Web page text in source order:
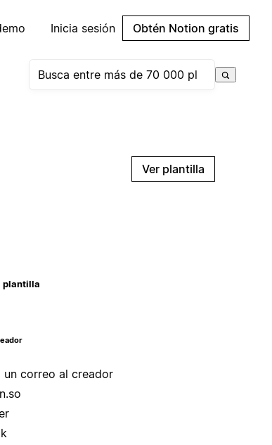
Inicia sesión Obtén Notion gratis
Ver plantilla
plantilla
un correo al creador